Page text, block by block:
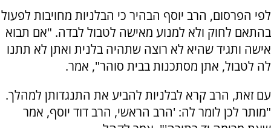
לפי הפרסום, הרב יוסף הבהיר כי הבלניות מחויבות לפעול
בהתאם לחוק ולא למנוע מאישה לטבול לבדה. "אם תבוא
אישה ותגיד שהיא לא רוצה שתהיה בלנית ואתן לא תתנו
לה לטבול, אתן מסתכנות בבית סוהר", אמר.
עם זאת, הרב קרא לבלניות להביע את התנגדותן למהלך.
"מותר לכן לומר לה: 'הרב הראשי, הרב דוד יוסף, אמר